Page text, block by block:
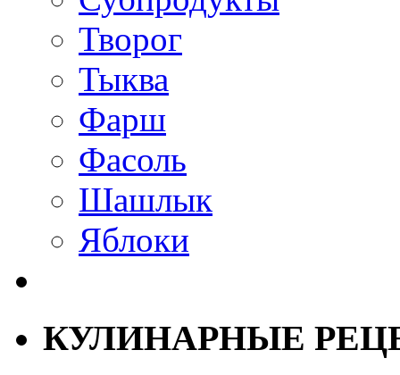
Творог
Тыква
Фарш
Фасоль
Шашлык
Яблоки
КУЛИНАРНЫЕ